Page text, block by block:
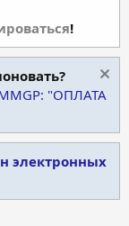
!
"ОПЛАТА
электронных